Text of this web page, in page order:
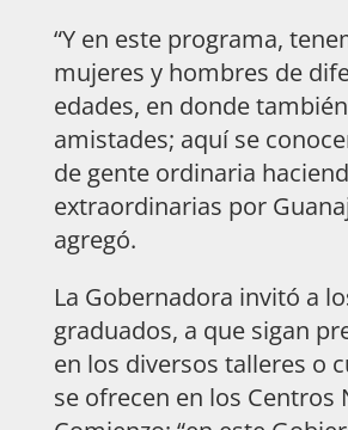
“Y en este programa,
mujeres y hombres de
edades, en donde
amistades; aquí se
de gente ordinaria
extraordinarias por
agregó.
La Gobernadora invitó a
graduados, a que sigan
en los diversos talleres o
se ofrecen en los Centros